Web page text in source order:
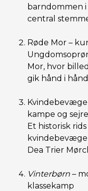
barndommen
central
Røde Mor –
Mor, hvor
gik hånd i
kampe og sejre
Et historisk
Dea Trier
Vinterbørn –
klassekamp